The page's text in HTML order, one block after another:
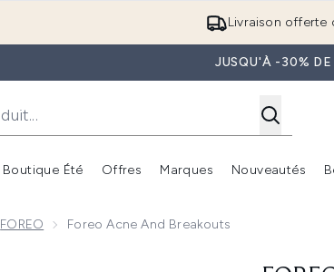
Livraison offerte
JUSQU'À -30%
Boutique Été
Accédez au sous-menu (Boutique
Offres
Accédez
Marques Nouveautés
FOREO Foreo Acne And Breakouts